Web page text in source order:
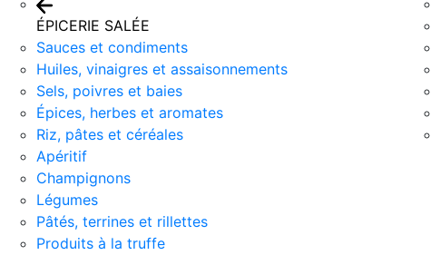
ÉPICERIE SALÉE
Sauces et condiments
Huiles, vinaigres et assaisonnements
Sels, poivres et baies
Épices, herbes et aromates
Riz, pâtes et céréales
Apéritif
Champignons
Légumes
Pâtés, terrines et rillettes
Produits à la truffe